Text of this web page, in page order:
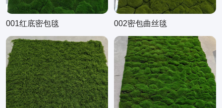
001红底密包毯 002密包曲丝毯